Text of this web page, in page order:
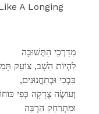
A Longing
מִדַרְכֵי הַתְּשׁוּבָה
‘לִהְיוֹת הַשָׁב, צוֹעֵק
,בִּבְכִי וּבְתַחֲנוּנִים
וְעוֹשֶׂה צְדָקָה כְּפִי כּוֹחוֹ
וּמִתְרַחֵק הַרְבֵּה